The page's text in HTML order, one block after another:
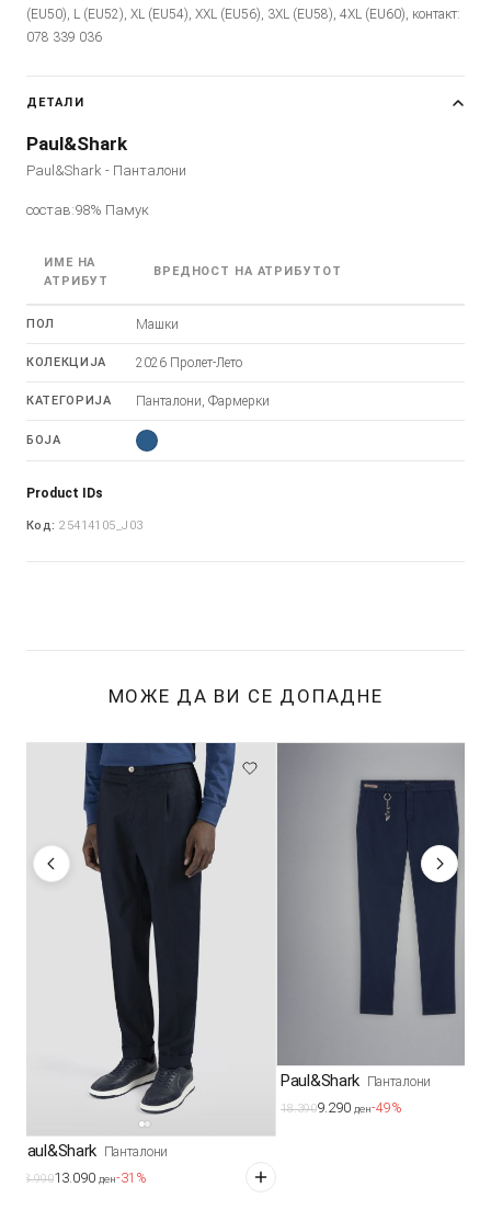
(EU50), L (EU52), XL (EU54), XXL (EU56), 3XL (EU58), 4XL (EU60), контакт:
078 339 036
ДЕТАЛИ
Paul&Shark
Paul&Shark - Панталони
состав:98% Памук
ИМЕ НА
АТРИБУТ
ВРЕДНОСТ НА АТРИБУТОТ
ПОЛ Машки
КОЛЕКЦИЈА 2026 Пролет-Лето
КАТЕГОРИЈА Панталони, Фармерки
БОЈА
Product IDs
Код: 25414105_J03
МОЖЕ ДА ВИ СЕ ДОПАДНЕ
Paul&Shark Панталони
18.99013.090 ден-31%
Paul&Shark Панталони
18.3909.290 ден-49%